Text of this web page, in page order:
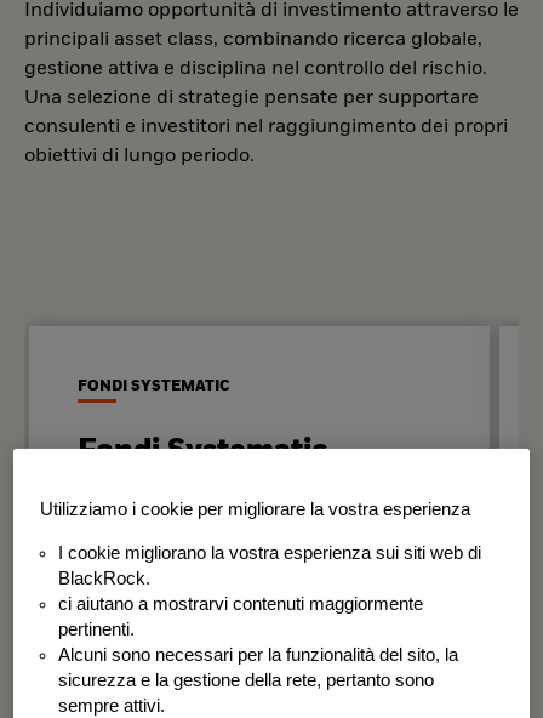
Individuiamo opportunità di investimento attraverso le
principali asset class, combinando ricerca globale,
gestione attiva e disciplina nel controllo del rischio.
Una selezione di strategie pensate per supportare
consulenti e investitori nel raggiungimento dei propri
obiettivi di lungo periodo.
FONDI SYSTEMATIC
Fondi Systematic
Strategie quantitative basate sui dati
disciplinato e coerente nel tempo.
BSF Systematic World Equity Fund
BGF Systematic Global Equity High
Income Fund
Utilizziamo i cookie per migliorare la vostra esperienza
I cookie migliorano la vostra esperienza sui siti web di
BlackRock.
ci aiutano a mostrarvi contenuti maggiormente
pertinenti.
Alcuni sono necessari per la funzionalità del sito, la
sicurezza e la gestione della rete, pertanto sono
sempre attivi.